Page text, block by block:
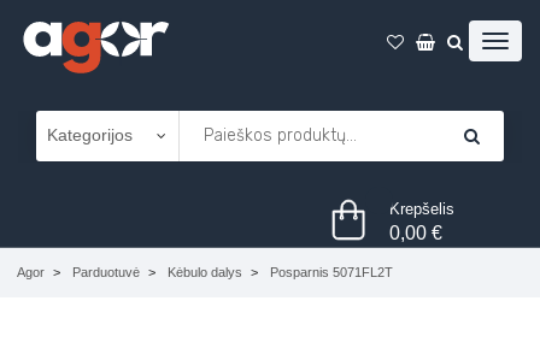
Krepšelis
0,00€
Agor Parduotuvė Kėbulo dalys Posparnis 5071FL2T